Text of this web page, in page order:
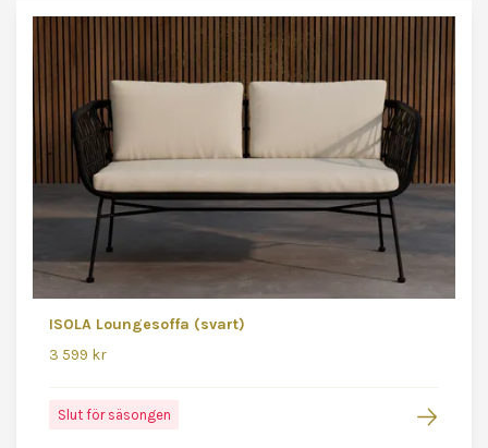
ISOLA Loungesoffa (svart)
3 599 kr
Slut för säsongen